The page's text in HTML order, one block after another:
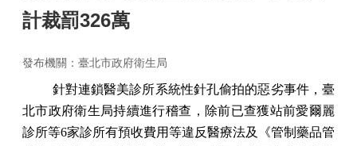
計裁罰326萬
發布機關：臺北市政府衛生局
針對連鎖醫美診所系統性針孔偷拍的惡劣事件，臺
北市政府衛生局持續進行稽查，除前已查獲站前愛爾麗
診所等6家診所有預收費用等違反醫療法及《管制藥品管